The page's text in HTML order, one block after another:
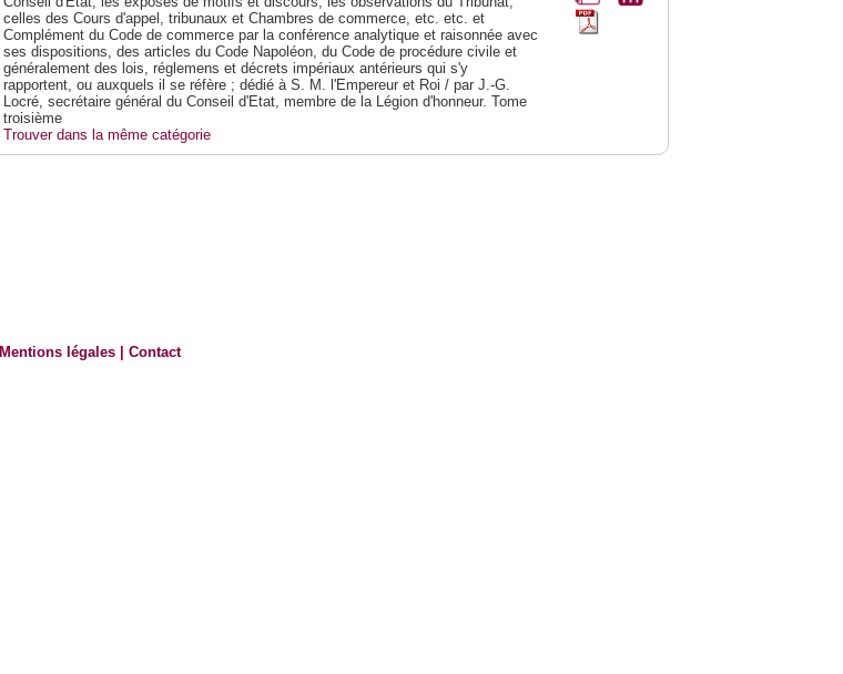
celles des Cours d'appel, tribunaux et Chambres de commerce, etc. etc. et
Complément du Code de commerce par la conférence analytique et raisonnée avec
ses dispositions, des articles du Code Napoléon, du Code de procédure civile et
généralement des lois, réglemens et décrets impériaux antérieurs qui s'y
rapportent, ou auxquels il se réfère ; dédié à S. M. l'Empereur et Roi / par J.-G.
Locré, secrétaire général du Conseil d'Etat, membre de la Légion d'honneur. Tome
troisième
Trouver dans la même catégorie
Mentions légales |Contact